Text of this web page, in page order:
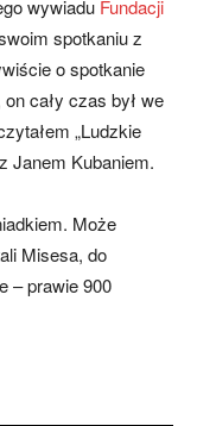
wywiadu Fundacji
spotkaniu z
o spotkanie
cały czas był we
„Ludzkie
Janem Kubaniem.
Może
Misesa, do
– prawie 900